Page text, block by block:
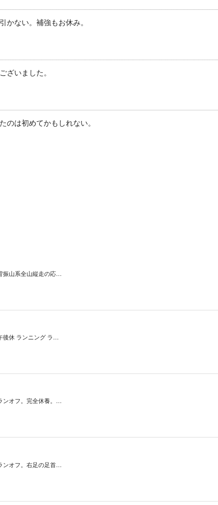
ない。補強もお休み。
ざいました。
のは初めてかもしれない。
振山系全山縦走の応…
後休 ランニング ラ…
ンオフ。完全休養。…
ンオフ。右足の足首…